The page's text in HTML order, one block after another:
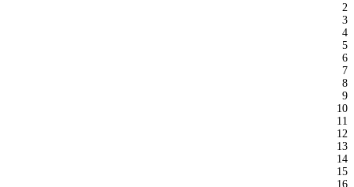
2
3
4
5
6
7
8
9
10
11
12
13
14
15
16